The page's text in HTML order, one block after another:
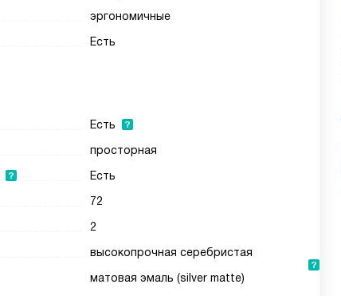
эргономичные
Есть
Есть
просторная
Есть
72
2
высокопрочная серебристая
матовая эмаль (silver matte)